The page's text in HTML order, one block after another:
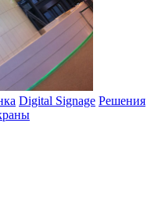
Digital Signage Решения